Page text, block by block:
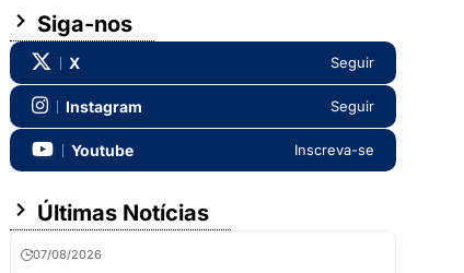
Siga-nos
X Seguir
Instagram Seguir
Youtube Inscreva-se
Últimas Notícias
07/08/2026